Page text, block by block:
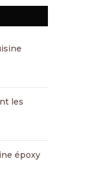
les
époxy